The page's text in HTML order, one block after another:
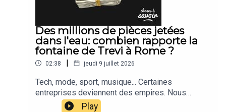
Des millions de pièces jetées
dans l'eau: combien rapporte la
fontaine de Trevi à Rome ?
02:38 | jeudi 9 juillet 2026
Tech, mode, sport, musique... Certaines
entreprises deviennent des empires. Nous
suivons leur actu.
Play